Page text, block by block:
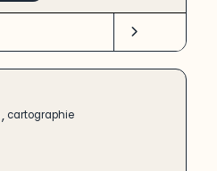
, cartographie